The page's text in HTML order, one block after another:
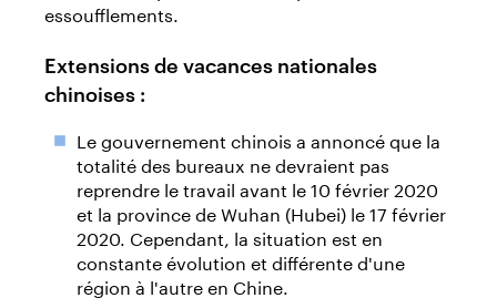
essoufflements.
Extensions de vacances nationales
chinoises :
Le gouvernement chinois a annoncé que la
totalité des bureaux ne devraient pas
reprendre le travail avant le 10 février 2020
et la province de Wuhan (Hubei) le 17 février
2020. Cependant, la situation est en
constante évolution et différente d'une
région à l'autre en Chine.